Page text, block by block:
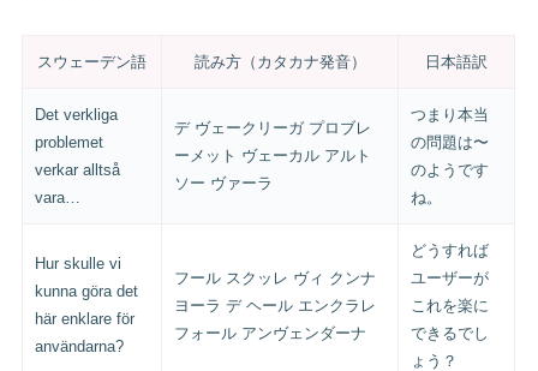
スウェーデン語 読み方（カタカナ発音） 日本語訳
Det verkliga
problemet
verkar alltså
vara…
デ ヴェークリーガ プロブレ
ーメット ヴェーカル アルト
ソー ヴァーラ
つまり本当
の問題は〜
のようです
ね。
Hur skulle vi
kunna göra det
här enklare för
användarna?
フール スクッレ ヴィ クンナ
ヨーラ デ ヘール エンクラレ
フォール アンヴェンダーナ
どうすれば
ユーザーが
これを楽に
できるでし
ょう？